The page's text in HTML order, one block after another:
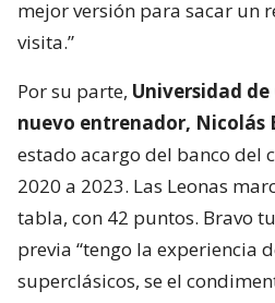
mejor versión para sacar un
visita.”
Por su parte, Universidad
nuevo entrenador, Nicolás
estado acargo del banco del
2020 a 2023. Las Leonas
tabla, con 42 puntos. Bravo
previa “tengo la experiencia
superclásicos, se el